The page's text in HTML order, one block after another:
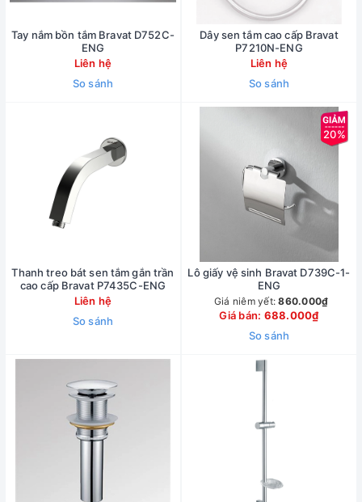
Tay nắm bồn tắm Bravat D752C-
ENG
Liên hệ
So sánh
Dây sen tắm cao cấp Bravat
P7210N-ENG
Liên hệ
So sánh
Thanh treo bát sen tắm gắn trần
cao cấp Bravat P7435C-ENG
Liên hệ
So sánh
20%
Lô giấy vệ sinh Bravat D739C-1-
ENG
Giá niêm yết:860.000₫
Giá bán: 688.000₫
So sánh